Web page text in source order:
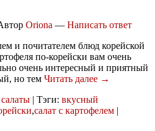
Oriona — Написать ответ
и почитателем блюд корейской
по-корейски вам очень
очень интересный и приятный
но тем Читать далее →
| Тэги: вкусный
,салат с картофелем |